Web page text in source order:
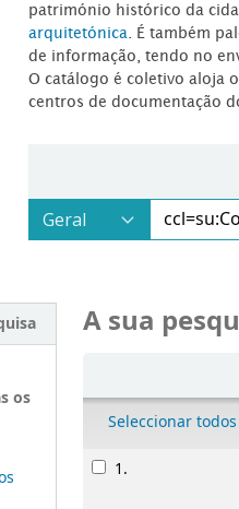
património histórico da
arquitetónica . É também
de informação, tendo no
O catálogo é coletivo aloja
centros de documentação
os
A sua
Seleccionar todos
Resultados
1.